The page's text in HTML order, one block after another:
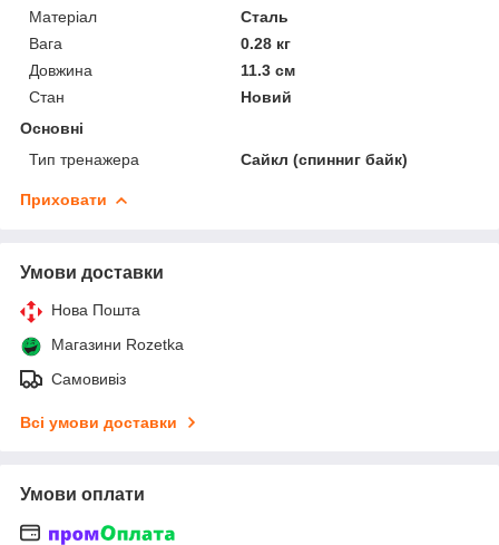
Матеріал
Сталь
Вага
0.28 кг
Довжина
11.3 см
Стан
Новий
Основні
Тип тренажера
Сайкл (спинниг байк)
Приховати
Умови доставки
Нова Пошта
Магазини Rozetka
Самовивіз
Всі умови доставки
Умови оплати